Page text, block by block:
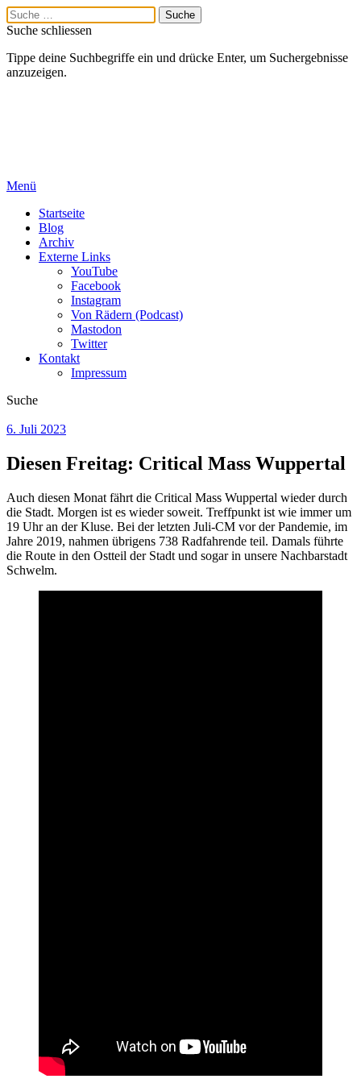
Suche schliessen
Tippe deine Suchbegriffe ein und drücke Enter, um Suchergebnisse
anzuzeigen.
Menü
Startseite
Blog
Archiv
Externe Links
YouTube
Facebook
Instagram
Von Rädern (Podcast)
Mastodon
Twitter
Kontakt
Impressum
Suche
6. Juli 2023
Diesen Freitag: Critical Mass Wuppertal
Auch diesen Monat fährt die Critical Mass Wuppertal wieder durch
die Stadt. Morgen ist es wieder soweit. Treffpunkt ist wie immer um
19 Uhr an der Kluse. Bei der letzten Juli-CM vor der Pandemie, im
Jahre 2019, nahmen übrigens 738 Radfahrende teil. Damals führte
die Route in den Ostteil der Stadt und sogar in unsere Nachbarstadt
Schwelm.